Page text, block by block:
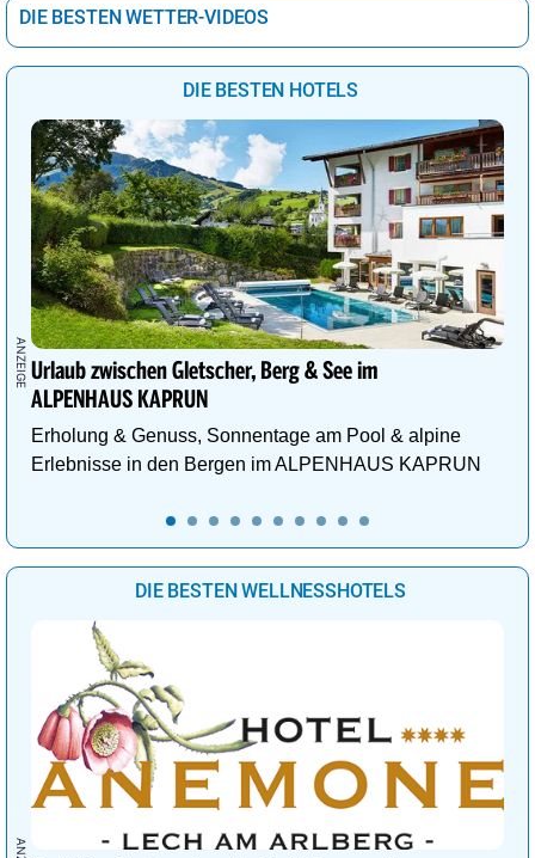
DIE BESTEN WETTER-VIDEOS
DIE BESTEN HOTELS
Urlaub zwischen Gletscher, Berg & See im
ALPENHAUS KAPRUN
Erholung & Genuss, Sonnentage am Pool & alpine
Erlebnisse in den Bergen im ALPENHAUS KAPRUN
DIE BESTEN WELLNESSHOTELS